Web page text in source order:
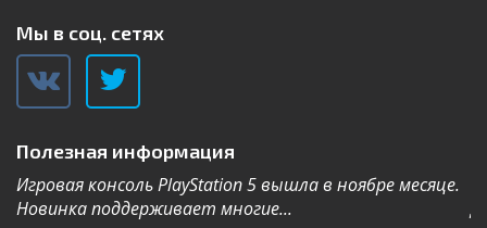
Мы в соц. сетях
Полезная информация
Игровая консоль PlayStation 5 вышла в ноябре месяце.
Новинка поддерживает многие...